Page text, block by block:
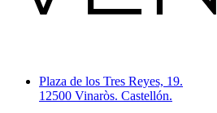
Plaza de los Tres Reyes, 19.
12500 Vinaròs. Castellón.